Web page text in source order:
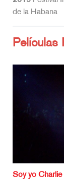
de la Habana
Películas
Soy yo Charlie